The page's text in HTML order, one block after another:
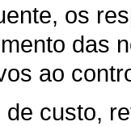
os
das
ao
custo,